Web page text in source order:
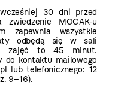
30 dni przed
MOCAK-u
zapewnia wszystkie
odbędą się w sali
zajęć to 45 minut.
do kontaktu mailowego
lub telefonicznego: 12
9–16).